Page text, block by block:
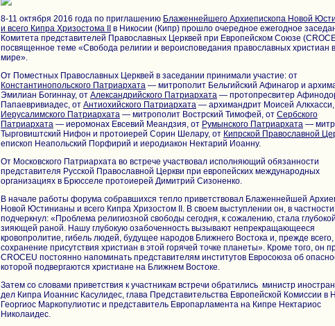
8-11 октября 2016 года по приглашению Блаженнейшего Архиепископа Новой
и всего Кипра Хризостома II
в Никосии (Кипр) прошло очередное ежегодное
Комитета представителей Православных Церквей при Европейском Союзе
посвященное теме «Свобода религии и вероисповедания православных христиан в
мире».
От Поместных Православных Церквей в заседании принимали участие: от
Константинопольского Патриархата — митрополит Бельгийский Афинагор и
Эмилиан Богиннау, от Александрийского Патриархата — протопресвитер
Папаевривиадес, от Антиохийского Патриархата — архимандрит Моисей Алкхасси,
Иерусалимского Патриархата — митрополит Вострский Тимофей, от Сербского
Патриархата — иеромонах Евсевий Меандзия, от Румынского Патриархата —
Тырговиштский Нифон и протоиерей Сорин Шелару, от Кипрской Православной
епископ Неапольский Порфирий и иеродиакон Нектарий Иоанну.
От Московского Патриархата во встрече участвовал исполняющий обязанности
представителя Русской Православной Церкви при европейских международных
организациях в Брюсселе протоиерей Димитрий Сизоненко.
В начале работы форума собравшихся тепло приветствовал Блаженнейшей
Новой Юстинианы и всего Кипра Хризостом II. В своем выступлении он, в
подчеркнул: «Проблема религиозной свободы сегодня, к сожалению, стала глубокой
зияющей раной. Нашу глубокую озабоченность вызывают непрекращающееся
кровопролитие, гибель людей, будущее народов Ближнего Востока и, прежде всего,
сохранение присутствия христиан в этой горячей точке планеты». Кроме того, он
CROCEU постоянно напоминать представителям институтов Евросоюза об
которой подвергаются христиане на Ближнем Востоке.
Затем со словами приветствия к участникам встречи обратились министр
дел Кипра Иоаннис Касулидес, глава Представительства Европейской Комиссии в
Георгиос Маркопулиотис и представитель Европарламента на Кипре Нектариос
Николаидес.